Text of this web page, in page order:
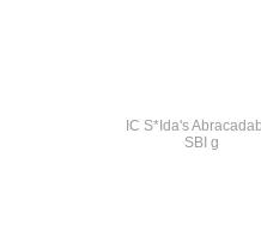
IC S*Ida's
SBI g